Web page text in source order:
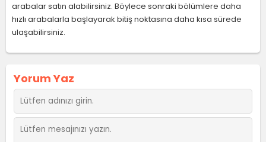
arabalar satın alabilirsiniz. Böylece sonraki bölümlere daha
hızlı arabalarla başlayarak bitiş noktasına daha kısa sürede
ulaşabilirsiniz.
Yorum Yaz